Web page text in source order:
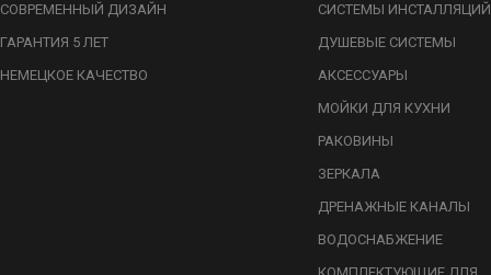
СОВРЕМЕННЫЙ ДИЗАЙН
ГАРАНТИЯ 5 ЛЕТ
НЕМЕЦКОЕ КАЧЕСТВО
СИСТЕМЫ ИНСТАЛЛЯЦИЙ
ДУШЕВЫЕ СИСТЕМЫ
АКСЕССУАРЫ
МОЙКИ ДЛЯ КУХНИ
РАКОВИНЫ
ЗЕРКАЛА
ДРЕНАЖНЫЕ КАНАЛЫ
ВОДОСНАБЖЕНИЕ